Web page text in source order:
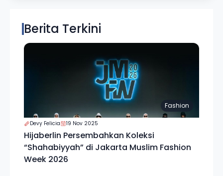
Berita Terkini
Fashion
Devy Felicia 19 Nov 2025
Hijaberlin Persembahkan Koleksi
“Shahabiyyah” di Jakarta Muslim Fashion
Week 2026